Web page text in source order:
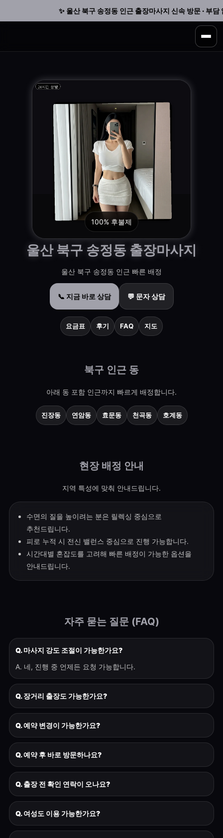
✨ 울산 북구 송정동 인근 출장마사지 신속 방문 · 부담
100% 후불제
울산 북구 송정동 출장마사지
울산 북구 송정동 인근 빠른 배정
📞 지금 바로 상담 💬 문자 상담
요금표 후기 FAQ 지도
북구 인근 동
아래 동 포함 인근까지 빠르게 배정합니다.
진장동 연암동 효문동 천곡동 호계동
현장 배정 안내
지역 특성에 맞춰 안내드립니다.
수면의 질을 높이려는 분은 릴렉싱 중심으로
추천드립니다.
피로 누적 시 전신 밸런스 중심으로 진행 가능합니다.
시간대별 혼잡도를 고려해 빠른 배정이 가능한 옵션을
안내드립니다.
자주 묻는 질문 (FAQ)
Q. 마사지 강도 조절이 가능한가요?
A. 네, 진행 중 언제든 요청 가능합니다.
Q. 장거리 출장도 가능한가요?
Q. 예약 변경이 가능한가요?
Q. 예약 후 바로 방문하나요?
Q. 출장 전 확인 연락이 오나요?
Q. 여성도 이용 가능한가요?